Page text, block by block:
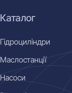
Каталог
Гідроциліндри
Маслостанції
Насоси